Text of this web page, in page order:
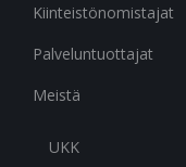
Kiinteistönomistajat
Palveluntuottajat
Meistä
UKK